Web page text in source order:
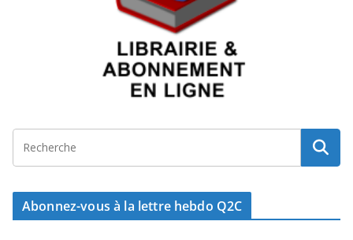
Abonnez-vous à la lettre hebdo Q2C